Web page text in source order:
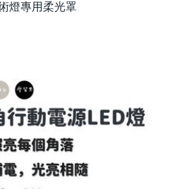
燈專用柔光罩